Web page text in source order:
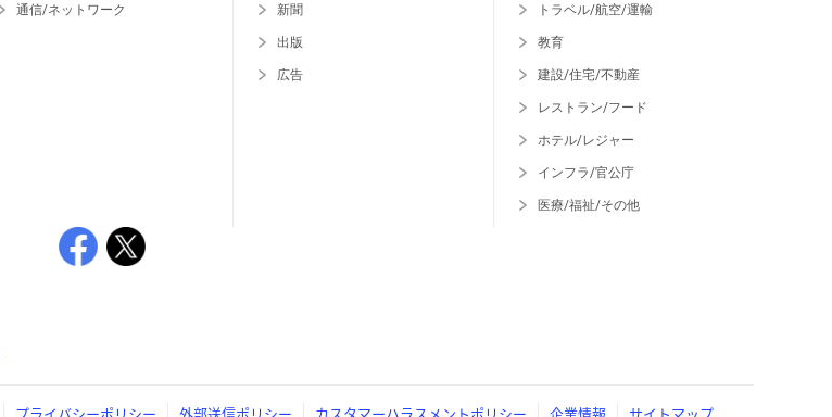
通信/ネットワーク 新聞
出版
広告
トラベル/航空/運輸
教育
建設/住宅/不動産
レストラン/フード
ホテル/レジャー
インフラ/官公庁
医療/福祉/その他